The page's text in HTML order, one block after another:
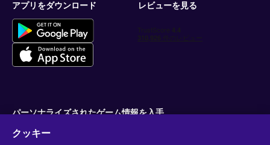
アプリをダウンロード レビューを見る
パーソナライズされたゲーム情報を入手
クッキー